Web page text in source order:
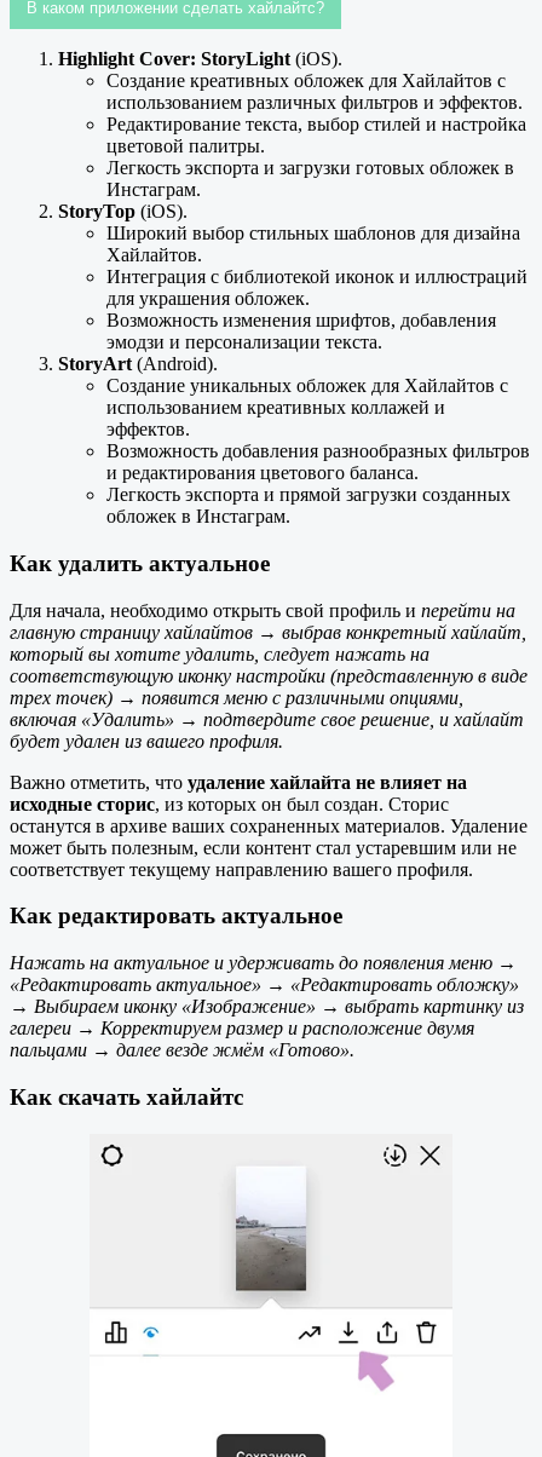
В каком приложении сделать хайлайтс?
Highlight Cover: StoryLight (iOS).
Создание креативных обложек для Хайлайтов с
использованием различных фильтров и эффектов.
Редактирование текста, выбор стилей и настройка
цветовой палитры.
Легкость экспорта и загрузки готовых обложек в
Инстаграм.
StoryTop (iOS).
Широкий выбор стильных шаблонов для дизайна
Хайлайтов.
Интеграция с библиотекой иконок и иллюстраций
для украшения обложек.
Возможность изменения шрифтов, добавления
эмодзи и персонализации текста.
StoryArt (Android).
Создание уникальных обложек для Хайлайтов с
использованием креативных коллажей и
эффектов.
Возможность добавления разнообразных фильтров
и редактирования цветового баланса.
Легкость экспорта и прямой загрузки созданных
обложек в Инстаграм.
Как удалить актуальное
Для начала, необходимо открыть свой профиль и перейти на
главную страницу хайлайтов → выбрав конкретный хайлайт,
который вы хотите удалить, следует нажать на
соответствующую иконку настройки (представленную в виде
трех точек) → появится меню с различными опциями,
включая «Удалить» → подтвердите свое решение, и хайлайт
будет удален из вашего профиля.
Важно отметить, что удаление хайлайта не влияет на
исходные сторис, из которых он был создан. Сторис
останутся в архиве ваших сохраненных материалов. Удаление
может быть полезным, если контент стал устаревшим или не
соответствует текущему направлению вашего профиля.
Как редактировать актуальное
Нажать на актуальное и удерживать до появления меню →
«Редактировать актуальное» → «Редактировать обложку»
→ Выбираем иконку «Изображение» → выбрать картинку из
галереи → Корректируем размер и расположение двумя
пальцами → далее везде жмём «Готово».
Как скачать хайлайтс